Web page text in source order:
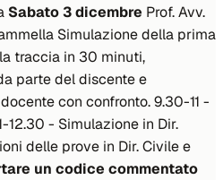
Sabato 3 dicembre Prof. Avv.
Simulazione della prima
traccia in 30 minuti,
parte del discente e
con confronto.9.30-11 -
12.30 - Simulazione in Dir.
delle prove in Dir. Civile e
un codice commentato